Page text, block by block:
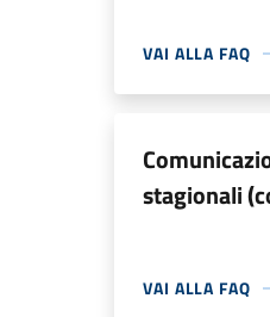
VAI ALLA FAQ
stagionali
VAI ALLA FAQ